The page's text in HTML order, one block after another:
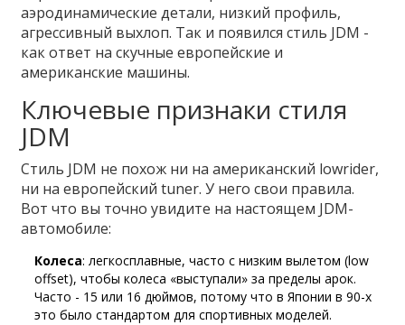
аэродинамические детали, низкий профиль,
агрессивный выхлоп. Так и появился стиль JDM -
как ответ на скучные европейские и
американские машины.
Ключевые признаки стиля
JDM
Стиль JDM не похож ни на американский lowrider,
ни на европейский tuner. У него свои правила.
Вот что вы точно увидите на настоящем JDM-
автомобиле:
Колеса: легкосплавные, часто с низким вылетом (low
offset), чтобы колеса «выступали» за пределы арок.
Часто - 15 или 16 дюймов, потому что в Японии в 90-х
это было стандартом для спортивных моделей.